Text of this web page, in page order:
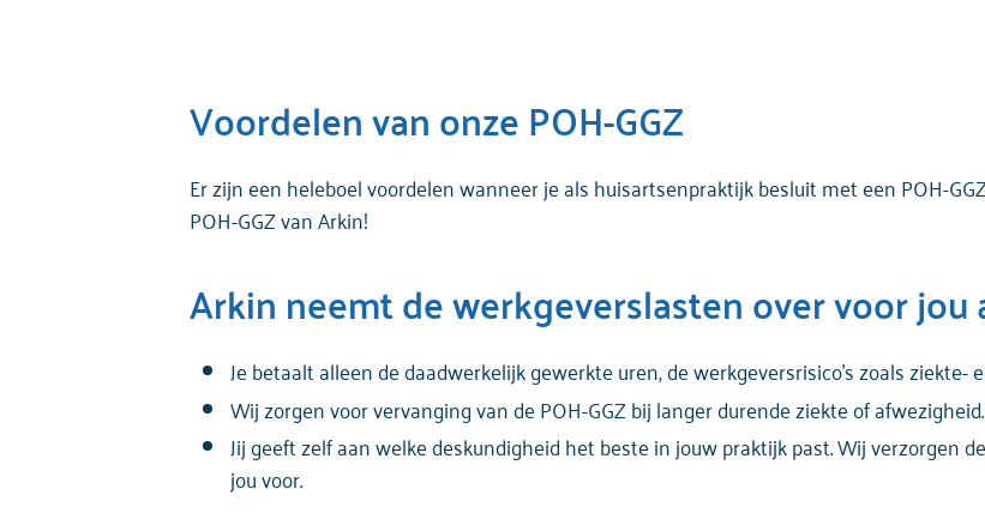
Voordelen van onze POH-GGZ
Er zijn een heleboel voordelen wanneer je als huisartsenpraktijk besluit met een POH-
POH-GGZ van Arkin!
Arkin neemt de werkgeverslasten over voor jou
Je betaalt alleen de daadwerkelijk gewerkte uren, de werkgeversrisico’s zoals
Wij zorgen voor vervanging van de POH-GGZ bij langer durende ziekte of afwezigheid.
Jij geeft zelf aan welke deskundigheid het beste in jouw praktijk past. Wij verzorgen
jou voor.